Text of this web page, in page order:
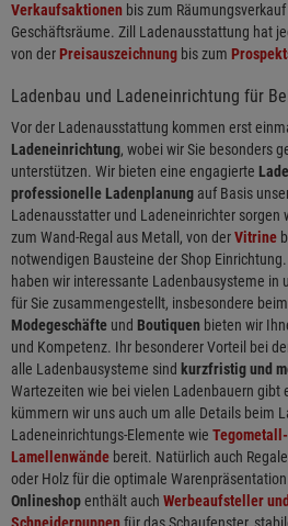
Verkaufsaktionen bis zum
Geschäftsräume. Zill Ladenausstattung hat
von derPreisauszeichnung bis zum
Ladenbau und Ladeneinrichtung für
Vor der Ladenausstattung kommen erst
Ladeneinrichtung, wobei wir Sie besonders
unterstützen. Wir bieten eine engagierte
professionelle Ladenplanung auf Basis
Ladenausstatter und Ladeneinrichter sorgen
zum Wand-Regal aus Metall, von derVitrine
notwendigen Bausteine der Shop
haben wir interessante Ladenbausysteme in
für Sie zusammengestellt, insbesondere beim
Modegeschäfte und Boutiquen bieten wir
und Kompetenz. Ihr besonderer Vorteil bei
alle Ladenbausysteme sind kurzfristig und
Wartezeiten wie bei vielen Ladenbauern gibt
kümmern wir uns auch um alle Details beim
Ladeneinrichtungs-Elemente wie
Lamellenwände bereit. Natürlich auch
oder Holz für die optimale
Onlineshopenthält auch Werbeaufsteller